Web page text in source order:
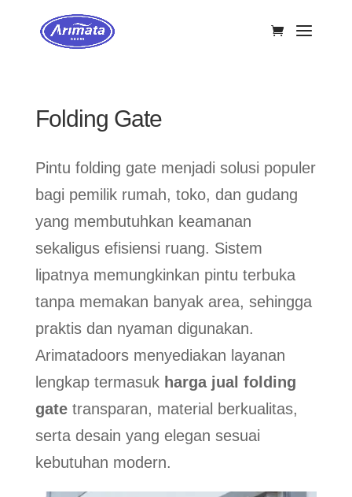
Folding Gate
Pintu folding gate menjadi solusi populer
bagi pemilik rumah, toko, dan gudang
yang membutuhkan keamanan
sekaligus efisiensi ruang. Sistem
lipatnya memungkinkan pintu terbuka
tanpa memakan banyak area, sehingga
praktis dan nyaman digunakan.
Arimatadoors menyediakan layanan
lengkap termasuk harga jual folding
gatetransparan, material berkualitas,
serta desain yang elegan sesuai
kebutuhan modern.